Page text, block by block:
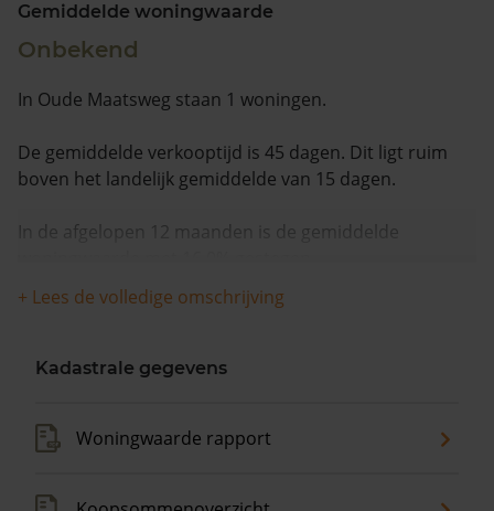
Gemiddelde woningwaarde
Onbekend
In Oude Maatsweg staan 1 woningen.
De gemiddelde verkooptijd is 45 dagen. Dit ligt ruim
boven het landelijk gemiddelde van 15 dagen.
In de afgelopen 12 maanden is de gemiddelde
+ Lees de volledige omschrijving
Kadastrale gegevens
Woningwaarde rapport